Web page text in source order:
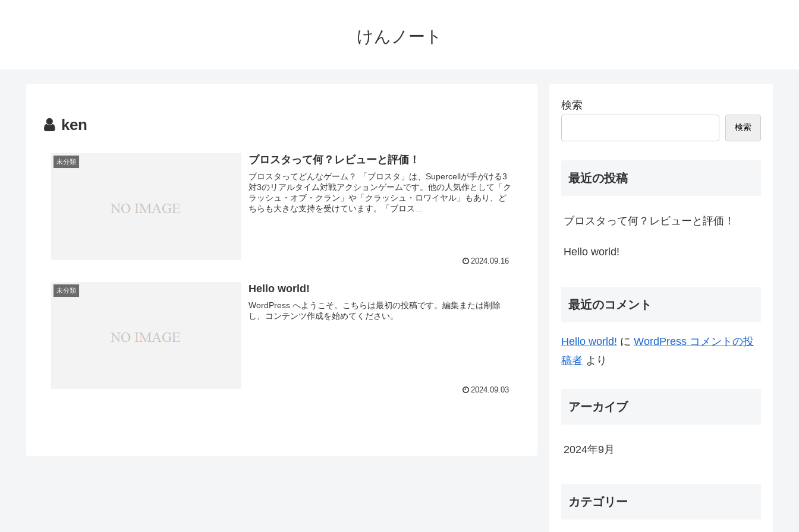
けんノート
ken
未分類 ブロスタって何？レビューと評価！
ブロスタってどんなゲーム？ 「ブロスタ」は、Supercellが手がける3
対3のリアルタイム対戦アクションゲームです。他の人気作として「ク
ラッシュ・オブ・クラン」や「クラッシュ・ロワイヤル」もあり、ど
ちらも大きな支持を受けています。「ブロス...
2024.09.16
未分類 Hello world!
WordPress へようこそ。こちらは最初の投稿です。編集または削除
し、コンテンツ作成を始めてください。
2024.09.03
検索
検索
最近の投稿
ブロスタって何？レビューと評価！
Hello world!
最近のコメント
Hello world! に WordPress コメントの投
稿者 より
アーカイブ
2024年9月
カテゴリー